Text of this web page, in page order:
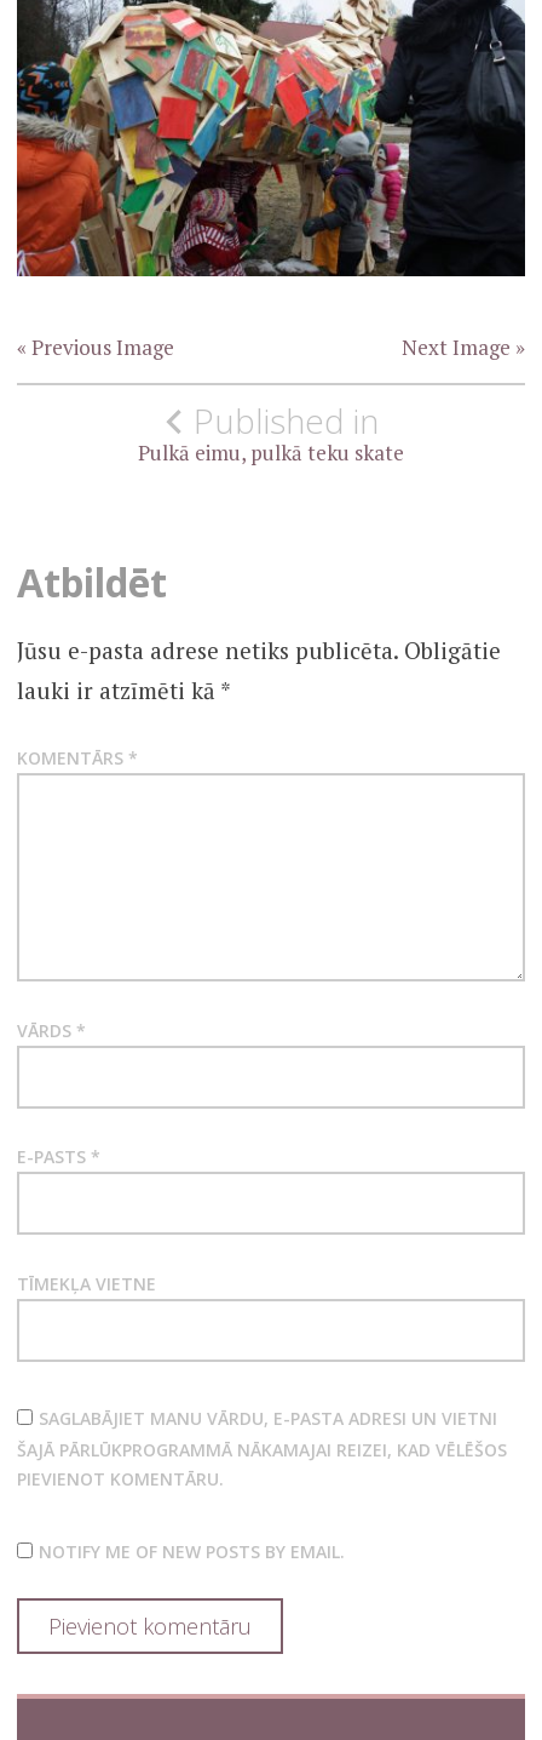
« Previous Image Next Image »
Ziņu
izvēlne
Published in
Pulkā eimu, pulkā teku skate
Atbildēt
Jūsu e-pasta adrese netiks publicēta. Obligātie
lauki ir atzīmēti kā *
KOMENTĀRS *
VĀRDS *
E-PASTS *
TĪMEKĻA VIETNE
SAGLABĀJIET MANU VĀRDU, E-PASTA ADRESI UN VIETNI
ŠAJĀ PĀRLŪKPROGRAMMĀ NĀKAMAJAI REIZEI, KAD VĒLĒŠOS
PIEVIENOT KOMENTĀRU.
NOTIFY ME OF NEW POSTS BY EMAIL.